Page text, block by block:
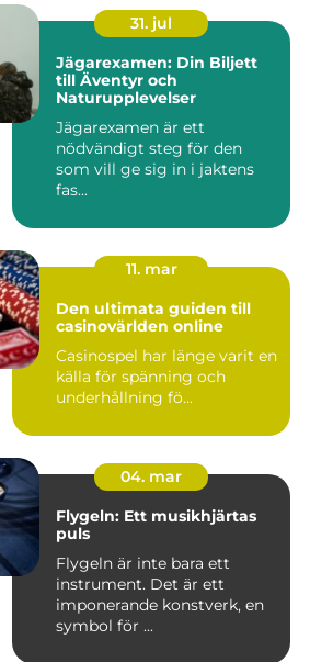
31. jul
Jägarexamen: Din Biljett
till Äventyr och
Naturupplevelser
Jägarexamen är ett
nödvändigt steg för den
som vill ge sig in i jaktens
fas...
11. mar
Den ultimata guiden till
casinovärlden online
Casinospel har länge varit en
källa för spänning och
underhållning fö...
04. mar
Flygeln: Ett musikhjärtas
puls
Flygeln är inte bara ett
instrument. Det är ett
imponerande konstverk, en
symbol för ...